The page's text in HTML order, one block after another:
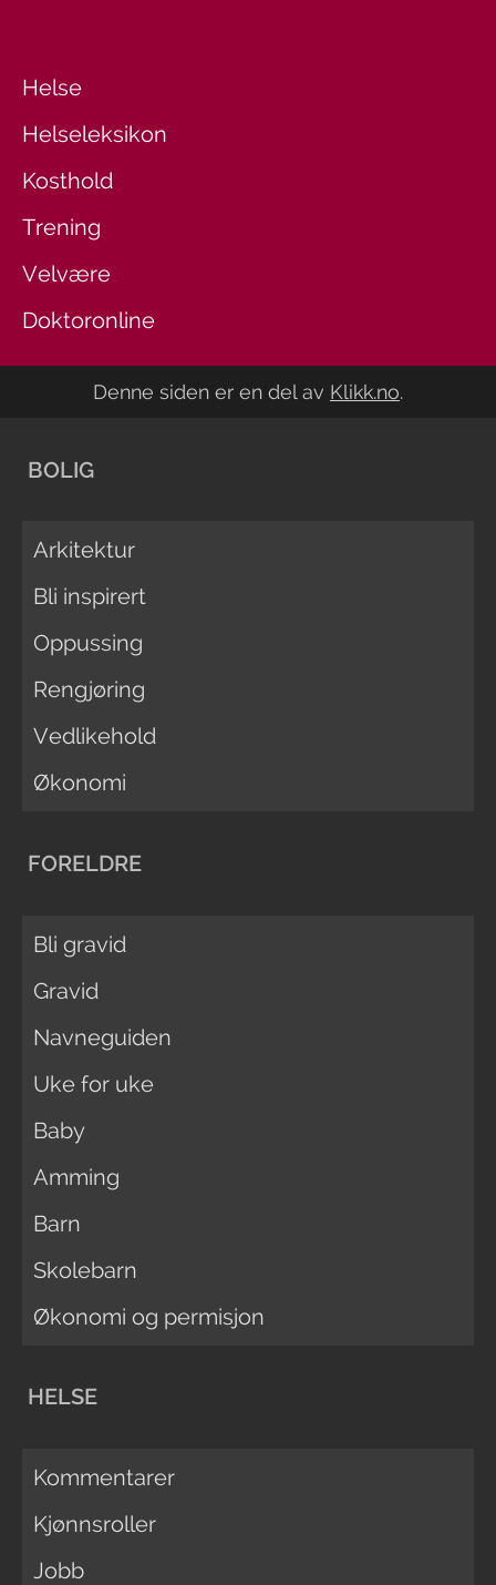
Helse
Helseleksikon
Kosthold
Trening
Velvære
Doktoronline
Denne siden er en del av Klikk.no.
BOLIG
Arkitektur
Bli inspirert
Oppussing
Rengjøring
Vedlikehold
Økonomi
FORELDRE
Bli gravid
Gravid
Navneguiden
Uke for uke
Baby
Amming
Barn
Skolebarn
Økonomi og permisjon
HELSE
Kommentarer
Kjønnsroller
Jobb